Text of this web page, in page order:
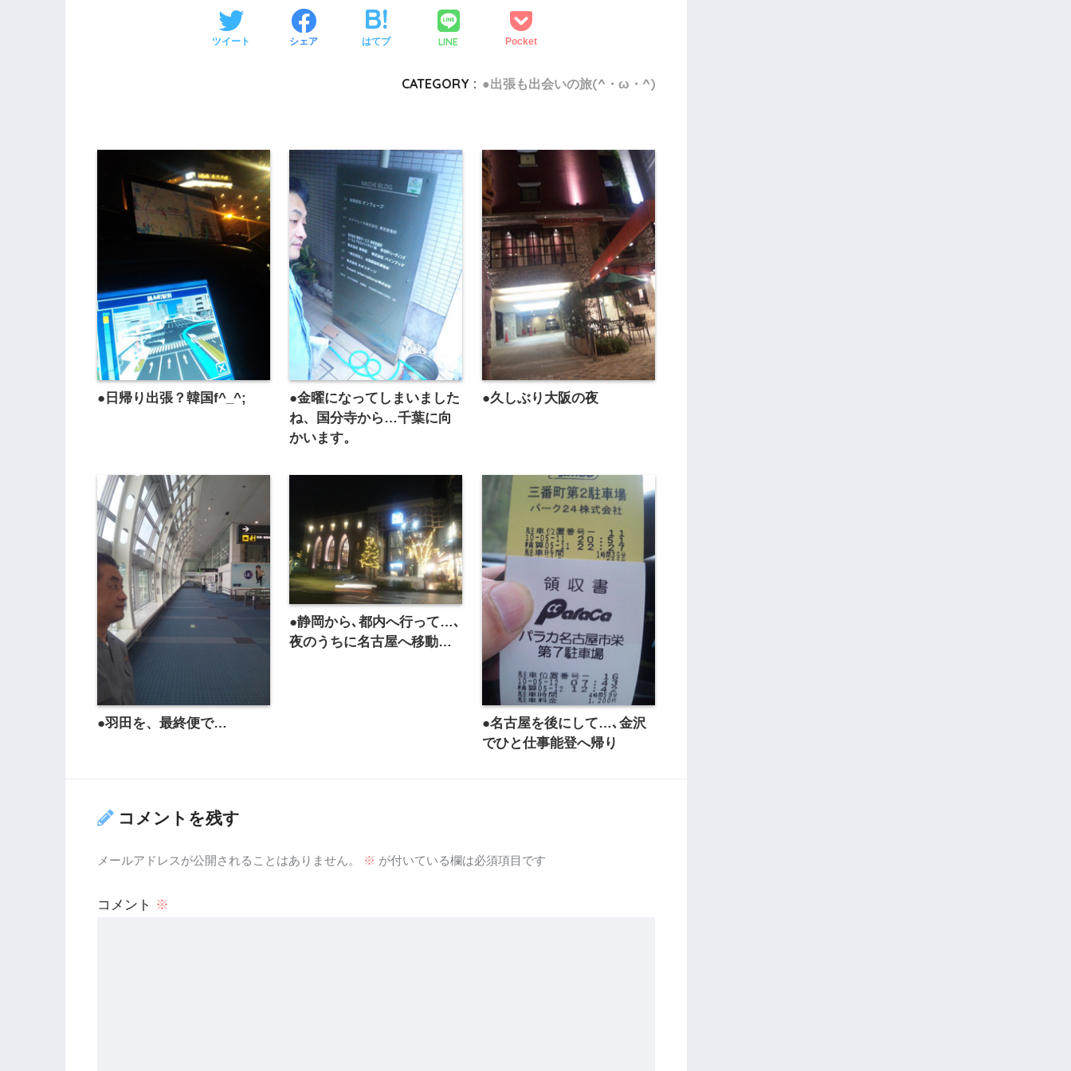
ツイート シェア はてブ LINE Pocket
CATEGORY : ●出張も出会いの旅(^・ω・^)
●日帰り出張？韓国f^_^;
●金曜になってしまいました
ね、国分寺から…千葉に向
かいます。
●久しぶり大阪の夜
●羽田を、最終便で…
●静岡から､都内へ行って…､
夜のうちに名古屋へ移動…
●名古屋を後にして…､金沢
でひと仕事能登へ帰り
コメントを残す
メールアドレスが公開されることはありません。 ※ が付いている欄は必須項目です
コメント ※